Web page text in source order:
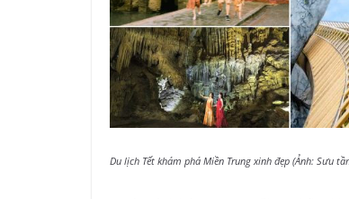
Du lịch Tết khám phá Miền Trung xinh đẹp (Ảnh: Sưu